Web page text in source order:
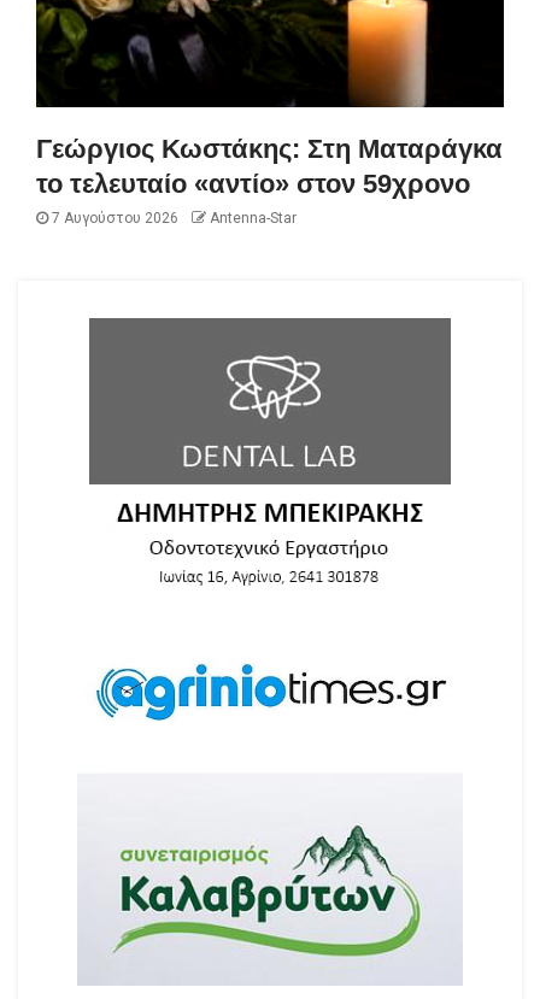
Γεώργιος Κωστάκης: Στη Ματαράγκα
το τελευταίο «αντίο» στον 59χρονο
7 Αυγούστου 2026 Antenna-Star